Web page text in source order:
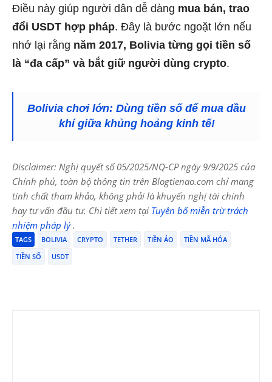
Điều này giúp người dân dễ dàng mua bán, trao
đổi USDT hợp pháp. Đây là bước ngoặt lớn nếu
nhớ lại rằng năm 2017, Bolivia từng gọi tiền số
là “đa cấp” và bắt giữ người dùng crypto.
Bolivia chơi lớn: Dùng tiền số để mua dầu
khí giữa khủng hoảng kinh tế!
Disclaimer: Nghị quyết số 05/2025/NQ-CP ngày 9/9/2025 của
Chính phủ, toàn bộ thông tin trên Blogtienao.com chỉ mang
tính chất tham khảo, không phải là khuyến nghị tài chính
hay tư vấn đầu tư. Chi tiết xem tại Tuyên bố miễn trừ trách
nhiệm pháp lý.
TAGS BOLIVIA CRYPTO TETHER TIỀN ẢO
TIỀN MÃ HÓA
TIỀN SỐ
USDT